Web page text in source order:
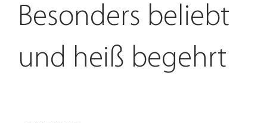
Besonders beliebt
und heiß begehrt